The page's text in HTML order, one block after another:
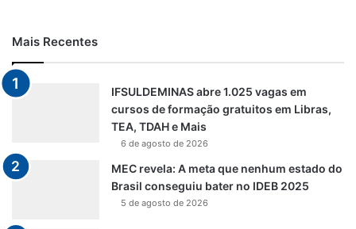
Mais Recentes
IFSULDEMINAS abre 1.025 vagas em
cursos de formação gratuitos em Libras,
TEA, TDAH e Mais
6 de agosto de 2026
MEC revela: A meta que nenhum estado do
Brasil conseguiu bater no IDEB 2025
5 de agosto de 2026